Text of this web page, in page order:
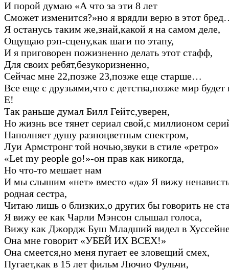
И порой думаю «А что за эти 8 лет
Сможет изменится?»но я врядли верю в этот
Я останусь таким же,знай,какой я на самом деле,
Ощущаю рэп-сцену,как шаги по этапу,
И я приговорен пожизненно делать этот стафф,
Для своих ребят,безукоризненно,
Сейчас мне 22,позже 23,позже еще старше…
Все еще с друзьями,что с детства,позже мир
Е!
Так раньше думал Билл Гейтс,уверен,
Но жизнь все тянет сериал свой,с миллионом
Наполняет душу разноцветным спектром,
Луи Армстронг той ночью,звуки в стиле «ретро»
«Let my people go!»-он прав как никогда,
Но что-то мешает нам
И мы слышим «нет» вместо «да» Я вижу
родная сестра,
Читаю лишь о близких,о других бы говорить не
Я вижу ее как Чарли Мэнсон слышал голоса,
Вижу как Джордж Буш Младший видел в
Она мне говорит «УБЕЙ ИХ ВСЕХ!»
Она смеется,но меня пугает ее зловещий смех,
Пугает,как в 15 лет фильм Лючио Фульчи,